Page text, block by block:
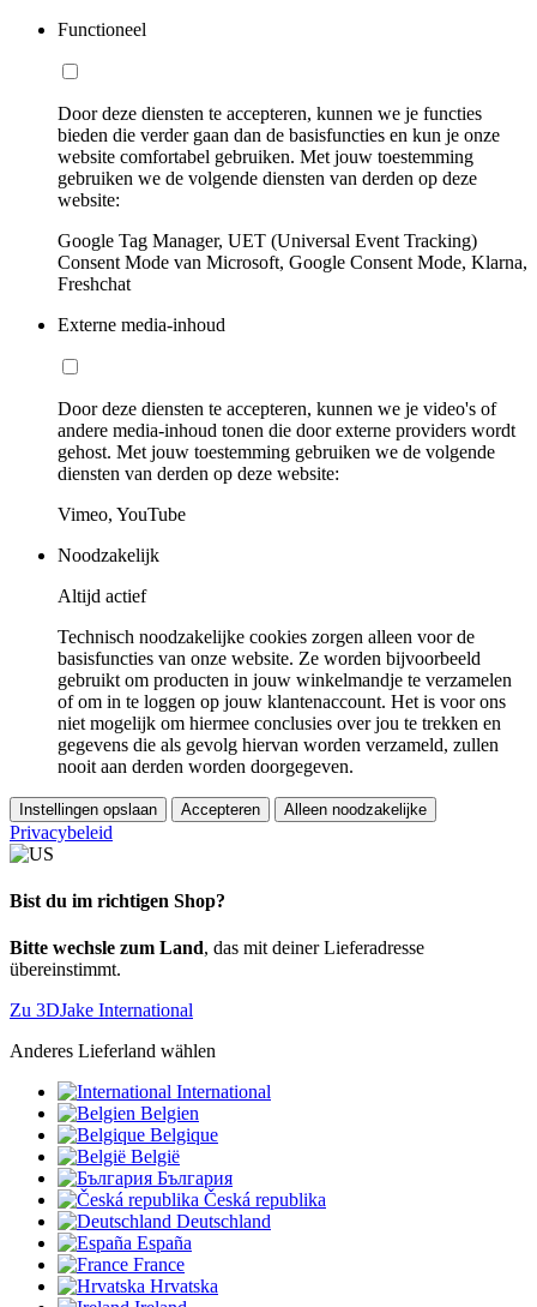
Functioneel
Door deze diensten te accepteren, kunnen we je functies
bieden die verder gaan dan de basisfuncties en kun je onze
website comfortabel gebruiken. Met jouw toestemming
gebruiken we de volgende diensten van derden op deze
website:
Google Tag Manager, UET (Universal Event Tracking)
Consent Mode van Microsoft, Google Consent Mode, Klarna,
Freshchat
Externe media-inhoud
Door deze diensten te accepteren, kunnen we je video's of
andere media-inhoud tonen die door externe providers wordt
gehost. Met jouw toestemming gebruiken we de volgende
diensten van derden op deze website:
Vimeo, YouTube
Noodzakelijk
Altijd actief
Technisch noodzakelijke cookies zorgen alleen voor de
basisfuncties van onze website. Ze worden bijvoorbeeld
gebruikt om producten in jouw winkelmandje te verzamelen
of om in te loggen op jouw klantenaccount. Het is voor ons
niet mogelijk om hiermee conclusies over jou te trekken en
gegevens die als gevolg hiervan worden verzameld, zullen
nooit aan derden worden doorgegeven.
Instellingen opslaan Accepteren Alleen noodzakelijke
Privacybeleid
Bist du im richtigen Shop?
Bitte wechsle zum Land, das mit deiner Lieferadresse
übereinstimmt.
Zu 3DJake International
Anderes Lieferland wählen
International
Belgien
Belgique
België
България
Česká republika
Deutschland
España
France
Hrvatska